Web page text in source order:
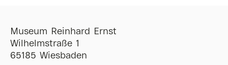
Museum Reinhard Ernst
Wilhelmstraße 1
65185 Wiesbaden